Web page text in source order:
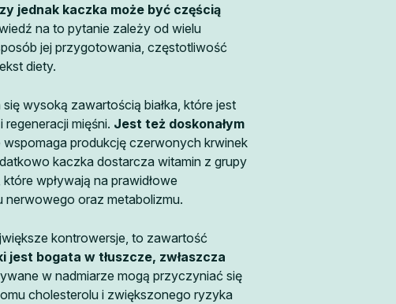
jednak kaczka może być częścią
na to pytanie zależy od wielu
jej przygotowania, częstotliwość
diety.
wysoką zawartością białka, które jest
mięśni. Jest też doskonałym
wspomaga produkcję czerwonych krwinek
kaczka dostarcza witamin z grupy
wpływają na prawidłowe
nerwowego oraz metabolizmu.
kontrowersje, to zawartość
jest bogata w tłuszcze, zwłaszcza
w nadmiarze mogą przyczyniać się
cholesterolu i zwiększonego ryzyka